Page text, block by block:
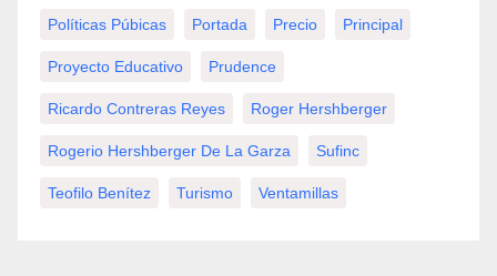
Políticas Púbicas Portada Precio Principal
Proyecto Educativo Prudence
Ricardo Contreras Reyes Roger Hershberger
Rogerio Hershberger De La Garza Sufinc
Teofilo Benítez Turismo Ventamillas